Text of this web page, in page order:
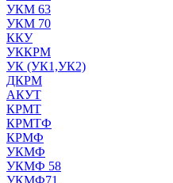
УКМ 63
УКМ 70
ККУ
УККРМ
УК (УК1,УК2)
ДКРМ
АКУТ
КРМТ
КРМТФ
КРМФ
УКМФ
УКМФ 58
УКМФ71